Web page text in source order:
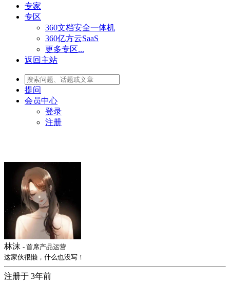
专家
专区
360文档安全一体机
360亿方云SaaS
更多专区...
返回主站
提问
会员中心
登录
注册
林沫 - 首席产品运营
这家伙很懒，什么也没写！
注册于 3年前